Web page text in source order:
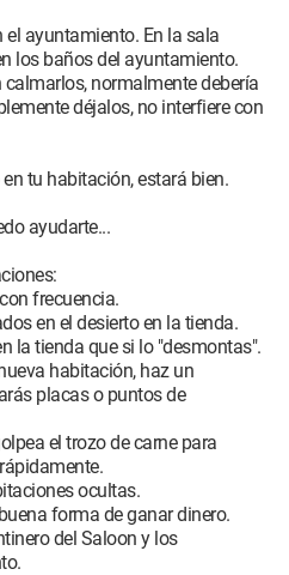
ayuntamiento. En la sala
los baños del ayuntamiento.
normalmente debería
déjalos, no interfiere con
tu habitación, estará bien.
ayudarte...
frecuencia.
en el desierto en la tienda.
la tienda que si lo "desmontas".
habitación, haz un
placas o puntos de
el trozo de carne para
ocultas.
forma de ganar dinero.
del Saloon y los